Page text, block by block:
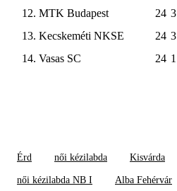
12. MTK Budapest
24 3
13. Kecskeméti NKSE
24 3
14. Vasas SC
24 1
Érd női kézilabda Kisvárda
női kézilabda NB I Alba Fehérvár